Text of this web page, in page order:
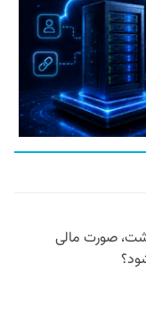
صورت مالی